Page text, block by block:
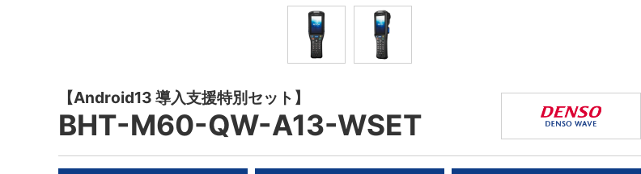
【Android13 導入支援特別セット】
BHT-M60-QW-A13-WSET